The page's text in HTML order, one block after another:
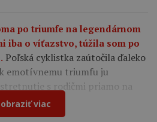
po triumfe na legendárnom
iba o víťazstvo, túžila som po
Poľská cyklistka zaútočila ďaleko
emotívnemu triumfu ju
s rodičmi priamo na
viac